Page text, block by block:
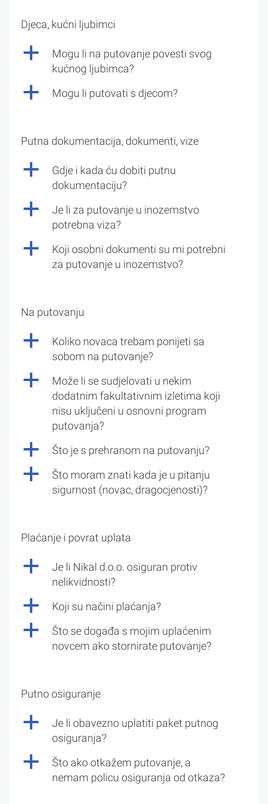
Djeca, kućni ljubimci
a
Mogu li na putovanje povesti svog
kućnog ljubimca?
a Mogu li putovati s djecom?
Putna dokumentacija, dokumenti, vize
a
Gdje i kada ću dobiti putnu
dokumentaciju?
a
Je li za putovanje u inozemstvo
potrebna viza?
a
Koji osobni dokumenti su mi potrebni
za putovanje u inozemstvo?
Na putovanju
a
Koliko novaca trebam ponijeti sa
sobom na putovanje?
a
Može li se sudjelovati u nekim
dodatnim fakultativnim izletima koji
nisu uključeni u osnovni program
putovanja?
a Što je s prehranom na putovanju?
a
Što moram znati kada je u pitanju
sigurnost (novac, dragocjenosti)?
Plaćanje i povrat uplata
a
Je li Nikal d.o.o. osiguran protiv
nelikvidnosti?
a Koji su načini plaćanja?
a
Što se događa s mojim uplaćenim
novcem ako stornirate putovanje?
Putno osiguranje
a
Je li obavezno uplatiti paket putnog
osiguranja?
a
Što ako otkažem putovanje, a
nemam policu osiguranja od otkaza?